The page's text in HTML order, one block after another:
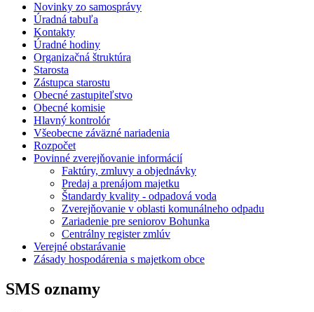
Novinky zo samosprávy
Úradná tabuľa
Kontakty
Úradné hodiny
Organizačná štruktúra
Starosta
Zástupca starostu
Obecné zastupiteľstvo
Obecné komisie
Hlavný kontrolór
Všeobecne záväzné nariadenia
Rozpočet
Povinné zverejňovanie informácií
Faktúry, zmluvy a objednávky
Predaj a prenájom majetku
Štandardy kvality - odpadová voda
Zverejňovanie v oblasti komunálneho odpadu
Zariadenie pre seniorov Bohunka
Centrálny register zmlúv
Verejné obstarávanie
Zásady hospodárenia s majetkom obce
SMS oznamy